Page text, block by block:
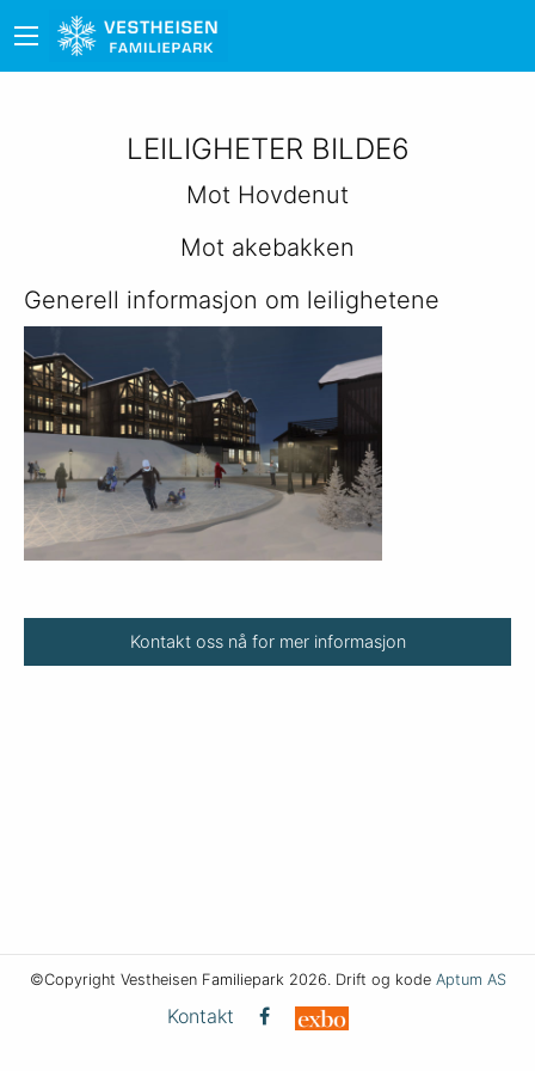
LEILIGHETER BILDE6
Mot Hovdenut
Mot akebakken
Generell informasjon om leilighetene
Kontakt oss nå for mer informasjon
©Copyright Vestheisen Familiepark 2026. Drift og kode Aptum AS
Kontakt